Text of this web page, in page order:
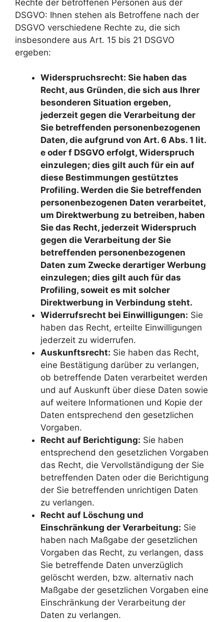
Rechte der betroffenen Personen aus der
DSGVO: Ihnen stehen als Betroffene nach der
DSGVO verschiedene Rechte zu, die sich
insbesondere aus Art. 15 bis 21 DSGVO
ergeben:
Widerspruchsrecht: Sie haben das
Recht, aus Gründen, die sich aus Ihrer
besonderen Situation ergeben,
jederzeit gegen die Verarbeitung der
Sie betreffenden personenbezogenen
Daten, die aufgrund von Art. 6 Abs. 1 lit.
e oder f DSGVO erfolgt, Widerspruch
einzulegen; dies gilt auch für ein auf
diese Bestimmungen gestütztes
Profiling. Werden die Sie betreffenden
personenbezogenen Daten verarbeitet,
um Direktwerbung zu betreiben, haben
Sie das Recht, jederzeit Widerspruch
gegen die Verarbeitung der Sie
betreffenden personenbezogenen
Daten zum Zwecke derartiger Werbung
einzulegen; dies gilt auch für das
Profiling, soweit es mit solcher
Direktwerbung in Verbindung steht.
Widerrufsrecht bei Einwilligungen: Sie
haben das Recht, erteilte Einwilligungen
jederzeit zu widerrufen.
Auskunftsrecht: Sie haben das Recht,
eine Bestätigung darüber zu verlangen,
ob betreffende Daten verarbeitet werden
und auf Auskunft über diese Daten sowie
auf weitere Informationen und Kopie der
Daten entsprechend den gesetzlichen
Vorgaben.
Recht auf Berichtigung: Sie haben
entsprechend den gesetzlichen Vorgaben
das Recht, die Vervollständigung der Sie
betreffenden Daten oder die Berichtigung
der Sie betreffenden unrichtigen Daten
zu verlangen.
Recht auf Löschung und
Einschränkung der Verarbeitung: Sie
haben nach Maßgabe der gesetzlichen
Vorgaben das Recht, zu verlangen, dass
Sie betreffende Daten unverzüglich
gelöscht werden, bzw. alternativ nach
Maßgabe der gesetzlichen Vorgaben eine
Einschränkung der Verarbeitung der
Daten zu verlangen.